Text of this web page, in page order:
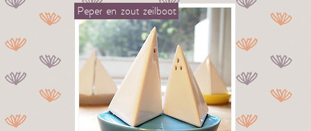
Peper en zout zeilboot